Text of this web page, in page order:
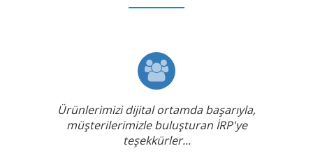
Ürünlerimizi dijital ortamda başarıyla,
müşterilerimizle buluşturan İRP'ye
teşekkürler...